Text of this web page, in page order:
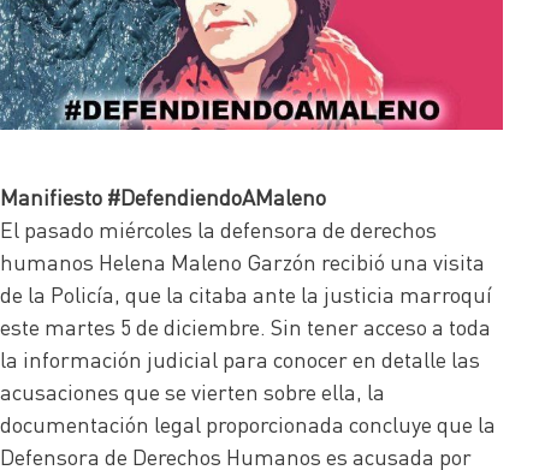
Manifiesto #DefendiendoAMaleno
El pasado miércoles la defensora de derechos
humanos Helena Maleno Garzón recibió una visita
de la Policía, que la citaba ante la justicia marroquí
este martes 5 de diciembre. Sin tener acceso a toda
la información judicial para conocer en detalle las
acusaciones que se vierten sobre ella, la
documentación legal proporcionada concluye que la
Defensora de Derechos Humanos es acusada por